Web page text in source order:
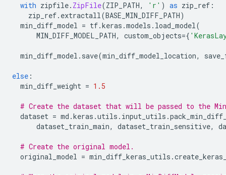
with zipfile. ZipFile(ZIP_PATH, 'r' ) as zip_ref :
zip_ref. extractall(BASE_MIN_DIFF_PATH)
min_diff_model = tf.keras .models . load_model(
MIN_DIFF_MODEL_PATH, custom_objects={
min_diff_model . save(min_diff_model_location,
else :
min_diff_weight = 1.5
# Create the dataset that will be passed to the
dataset = md .keras .utils . input_utils .
dataset_train_main, dataset_train_sensitive,
# Create the original model.
original_model = min_diff_keras_utils .